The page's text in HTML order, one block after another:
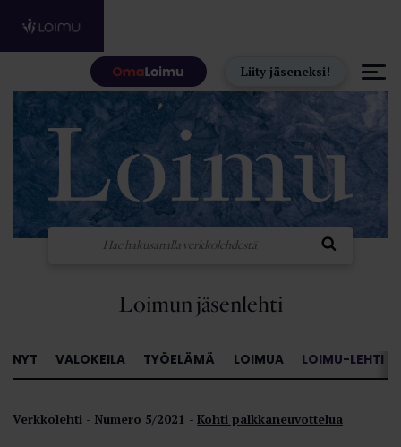
Liity jäseneksi!
Loimun jäsenlehti
NYT VALOKEILA TYÖELÄMÄ LOIMUA LOIMU-LEHTI »
Verkkolehti Numero 5/2021 Kohti palkkaneuvottelua